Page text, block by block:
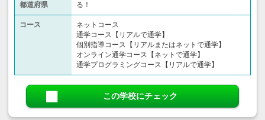
都道府県
る！
コース
ネットコース
通学コース【リアルで通学】
個別指導コース【リアルまたはネットで通学】
オンライン通学コース【ネットで通学】
通学プログラミングコース【リアルで通学】
この学校にチェック